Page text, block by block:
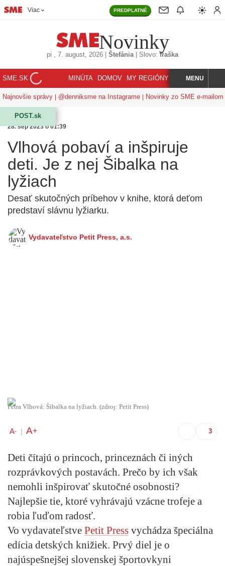
Viac PREDPLATNÉ
Novinky
pi , 7. august, 2026 Štefánia| Slovo: fraška
SME.SK MINÚTA DOMOV MY REGIÓNY KORZÁR
HĽADAJMENU
Najnovšie správy @denniksme na Instagrame Novinky zo SME e-mailom
POST.sk
28. sep 2023 o 01:39
Vlhová pobaví a inšpiruje
deti. Je z nej Šibalka na
lyžiach
Desať skutočných príbehov v knihe, ktorá deťom
predstaví slávnu lyžiarku.
Vydavateľstvo Petit Press, a.s.
Petra Vlhová: Šibalka na lyžiach. (zdroj: Petit Press)
A- A+
Deti čítajú o princoch, princeznách či iných
rozprávkových postavách. Prečo by ich však
nemohli inšpirovať skutočné osobnosti?
Najlepšie tie, ktoré vyhrávajú vzácne trofeje a
robia ľuďom radosť.
Vo vydavateľstve Petit Press vychádza špeciálna
edícia detských knižiek. Prvý diel je o
najúspešnejšej slovenskej športovkyni